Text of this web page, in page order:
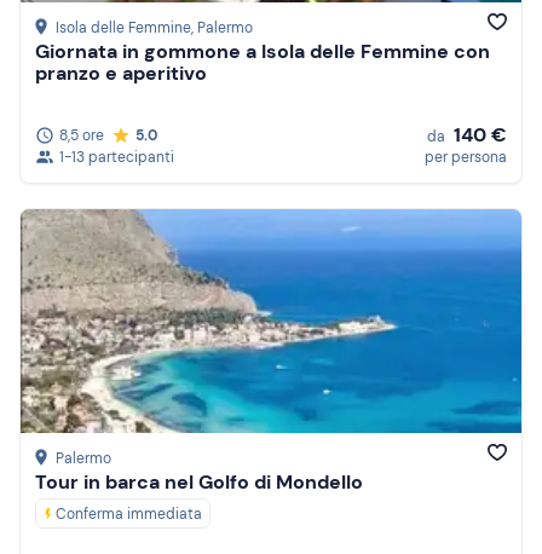
Isola delle Femmine, Palermo
Giornata in gommone a Isola delle Femmine con
pranzo e aperitivo
8,5 ore
5.0
1-13 partecipanti
da 140 €
per persona
Palermo
Tour in barca nel Golfo di Mondello
Conferma immediata